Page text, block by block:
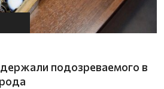
подозреваемого в